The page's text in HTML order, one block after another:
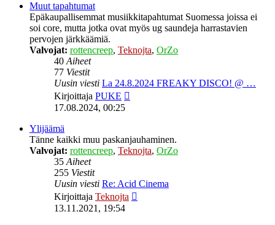
Muut tapahtumat
Epäkaupallisemmat musiikkitapahtumat Suomessa joissa ei
soi core, mutta jotka ovat myös ug saundeja harrastavien
pervojen järkkäämiä.
Valvojat: rottencreep, Teknojta, OrZo
40Aiheet
77 Viestit
Uusin viesti La 24.8.2024 FREAKY DISCO! @ …
Kirjoittaja PUKE
17.08.2024, 00:25
Ylijäämä
Tänne kaikki muu paskanjauhaminen.
Valvojat: rottencreep, Teknojta, OrZo
35Aiheet
255 Viestit
Uusin viesti Re: Acid Cinema
Kirjoittaja Teknojta
13.11.2021, 19:54